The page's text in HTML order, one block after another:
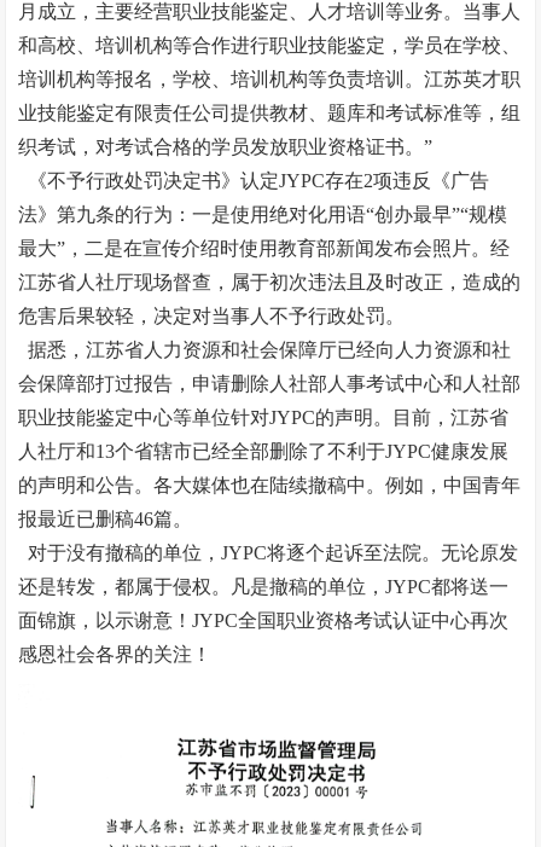
月成立，主要经营职业技能鉴定、人才培训等业务。当事人
和高校、培训机构等合作进行职业技能鉴定，学员在学校、
培训机构等报名，学校、培训机构等负责培训。江苏英才职
业技能鉴定有限责任公司提供教材、题库和考试标准等，组
织考试，对考试合格的学员发放职业资格证书。”
《不予行政处罚决定书》认定JYPC存在2项违反《广告
法》第九条的行为：一是使用绝对化用语“创办最早”“规模
最大”，二是在宣传介绍时使用教育部新闻发布会照片。经
江苏省人社厅现场督查，属于初次违法且及时改正，造成的
危害后果较轻，决定对当事人不予行政处罚。
据悉，江苏省人力资源和社会保障厅已经向人力资源和社
会保障部打过报告，申请删除人社部人事考试中心和人社部
职业技能鉴定中心等单位针对JYPC的声明。目前，江苏省
人社厅和13个省辖市已经全部删除了不利于JYPC健康发展
的声明和公告。各大媒体也在陆续撤稿中。例如，中国青年
报最近已删稿46篇。
对于没有撤稿的单位，JYPC将逐个起诉至法院。无论原发
还是转发，都属于侵权。凡是撤稿的单位，JYPC都将送一
面锦旗，以示谢意！JYPC全国职业资格考试认证中心再次
感恩社会各界的关注！